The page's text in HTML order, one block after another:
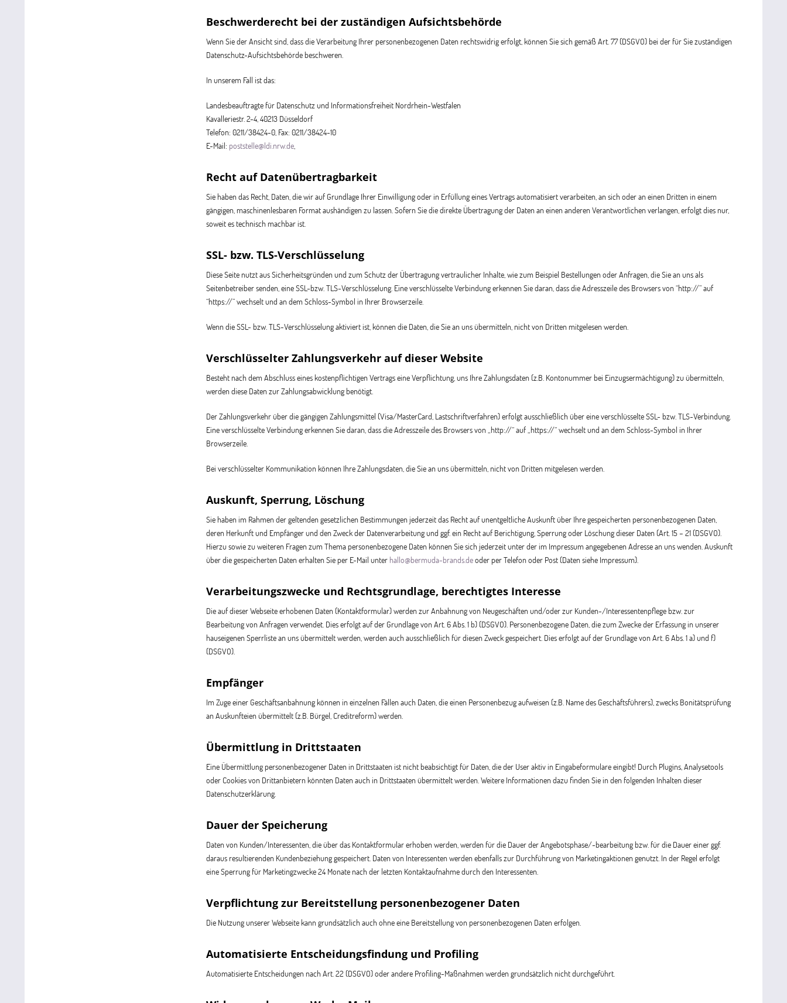
Beschwerderecht bei der zuständigen Aufsichtsbehörde
Wenn Sie der Ansicht sind, dass die Verarbeitung Ihrer personenbezogenen Daten rechtswidrig erfolgt, können Sie sich gemäß Art. 77 (DSGVO) bei der für Sie zuständigen
Datenschutz-Aufsichtsbehörde beschweren.
In unserem Fall ist das:
Landesbeauftragte für Datenschutz und Informationsfreiheit Nordrhein-Westfalen
Kavalleriestr. 2-4, 40213 Düsseldorf
Telefon: 0211/38424-0, Fax: 0211/38424-10
E-Mail: poststelle@ldi.nrw.de,
Recht auf Datenübertragbarkeit
Sie haben das Recht, Daten, die wir auf Grundlage Ihrer Einwilligung oder in Erfüllung eines Vertrags automatisiert verarbeiten, an sich oder an einen Dritten in einem
gängigen, maschinenlesbaren Format aushändigen zu lassen. Sofern Sie die direkte Übertragung der Daten an einen anderen Verantwortlichen verlangen, erfolgt dies nur,
soweit es technisch machbar ist.
SSL- bzw. TLS-Verschlüsselung
Diese Seite nutzt aus Sicherheitsgründen und zum Schutz der Übertragung vertraulicher Inhalte, wie zum Beispiel Bestellungen oder Anfragen, die Sie an uns als
Seitenbetreiber senden, eine SSL-bzw. TLS-Verschlüsselung. Eine verschlüsselte Verbindung erkennen Sie daran, dass die Adresszeile des Browsers von “http://” auf
“https://” wechselt und an dem Schloss-Symbol in Ihrer Browserzeile.
Wenn die SSL- bzw. TLS-Verschlüsselung aktiviert ist, können die Daten, die Sie an uns übermitteln, nicht von Dritten mitgelesen werden.
Verschlüsselter Zahlungsverkehr auf dieser Website
Besteht nach dem Abschluss eines kostenpflichtigen Vertrags eine Verpflichtung, uns Ihre Zahlungsdaten (z.B. Kontonummer bei Einzugsermächtigung) zu übermitteln,
werden diese Daten zur Zahlungsabwicklung benötigt.
Der Zahlungsverkehr über die gängigen Zahlungsmittel (Visa/MasterCard, Lastschriftverfahren) erfolgt ausschließlich über eine verschlüsselte SSL- bzw. TLS-Verbindung.
Eine verschlüsselte Verbindung erkennen Sie daran, dass die Adresszeile des Browsers von „http://“ auf „https://“ wechselt und an dem Schloss-Symbol in Ihrer
Browserzeile.
Bei verschlüsselter Kommunikation können Ihre Zahlungsdaten, die Sie an uns übermitteln, nicht von Dritten mitgelesen werden.
Auskunft, Sperrung, Löschung
Sie haben im Rahmen der geltenden gesetzlichen Bestimmungen jederzeit das Recht auf unentgeltliche Auskunft über Ihre gespeicherten personenbezogenen Daten,
deren Herkunft und Empfänger und den Zweck der Datenverarbeitung und ggf. ein Recht auf Berichtigung, Sperrung oder Löschung dieser Daten (Art. 15 – 21 (DSGVO).
Hierzu sowie zu weiteren Fragen zum Thema personenbezogene Daten können Sie sich jederzeit unter der im Impressum angegebenen Adresse an uns wenden. Auskunft
über die gespeicherten Daten erhalten Sie per E-Mail unter hallo@bermuda-brands.deoder per Telefon oder Post (Daten siehe Impressum).
Verarbeitungszwecke und Rechtsgrundlage, berechtigtes Interesse
Die auf dieser Webseite erhobenen Daten (Kontaktformular) werden zur Anbahnung von Neugeschäften und/oder zur Kunden-/Interessentenpflege bzw. zur
Bearbeitung von Anfragen verwendet. Dies erfolgt auf der Grundlage von Art. 6 Abs. 1 b) (DSGVO). Personenbezogene Daten, die zum Zwecke der Erfassung in unserer
hauseigenen Sperrliste an uns übermittelt werden, werden auch ausschließlich für diesen Zweck gespeichert. Dies erfolgt auf der Grundlage von Art. 6 Abs. 1 a) und f)
(DSGVO).
Empfänger
Im Zuge einer Geschäftsanbahnung können in einzelnen Fällen auch Daten, die einen Personenbezug aufweisen (z.B. Name des Geschäftsführers), zwecks Bonitätsprüfung
an Auskunfteien übermittelt (z.B. Bürgel, Creditreform) werden.
Übermittlung in Drittstaaten
Eine Übermittlung personenbezogener Daten in Drittstaaten ist nicht beabsichtigt für Daten, die der User aktiv in Eingabeformulare eingibt! Durch Plugins, Analysetools
oder Cookies von Drittanbietern könnten Daten auch in Drittstaaten übermittelt werden. Weitere Informationen dazu finden Sie in den folgenden Inhalten dieser
Datenschutzerklärung.
Dauer der Speicherung
Daten von Kunden/Interessenten, die über das Kontaktformular erhoben werden, werden für die Dauer der Angebotsphase/-bearbeitung bzw. für die Dauer einer ggf.
daraus resultierenden Kundenbeziehung gespeichert. Daten von Interessenten werden ebenfalls zur Durchführung von Marketingaktionen genutzt. In der Regel erfolgt
eine Sperrung für Marketingzwecke 24 Monate nach der letzten Kontaktaufnahme durch den Interessenten.
Verpflichtung zur Bereitstellung personenbezogener Daten
Die Nutzung unserer Webseite kann grundsätzlich auch ohne eine Bereitstellung von personenbezogenen Daten erfolgen.
Automatisierte Entscheidungsfindung und Profiling
Automatisierte Entscheidungen nach Art. 22 (DSGVO) oder andere Profiling-Maßnahmen werden grundsätzlich nicht durchgeführt.